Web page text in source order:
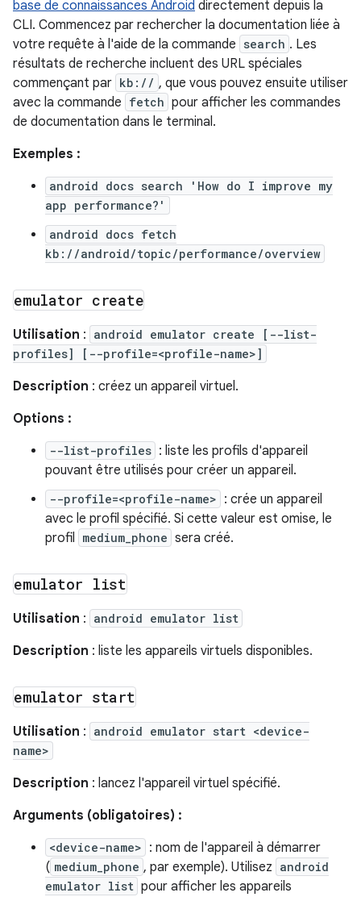
base de connaissances Android directement depuis la
CLI. Commencez par rechercher la documentation liée à
votre requête à l'aide de la commande search . Les
résultats de recherche incluent des URL spéciales
commençant par kb:// , que vous pouvez ensuite utiliser
avec la commande fetch pour afficher les commandes
de documentation dans le terminal.
Exemples :
android docs search 'How do I improve my
app performance?'
android docs fetch
kb://android/topic/performance/overview
emulator create
Utilisation : android emulator create [--list-
profiles] [--profile=<profile-name>]
Description : créez un appareil virtuel.
Options :
--list-profiles : liste les profils d'appareil
pouvant être utilisés pour créer un appareil.
--profile=<profile-name> : crée un appareil
avec le profil spécifié. Si cette valeur est omise, le
profil medium_phone sera créé.
emulator list
Utilisation : android emulator list
Description : liste les appareils virtuels disponibles.
emulator start
Utilisation : android emulator start <device-
name>
Description : lancez l'appareil virtuel spécifié.
Arguments (obligatoires) :
<device-name> : nom de l'appareil à démarrer
( medium_phone , par exemple). Utilisez android
emulator list pour afficher les appareils